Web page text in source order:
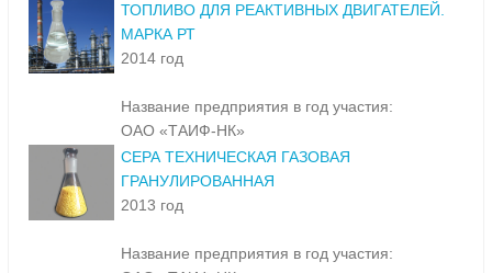
ТОПЛИВО ДЛЯ РЕАКТИВНЫХ ДВИГАТЕЛЕЙ.
МАРКА РТ
2014 год
Название предприятия в год участия:
ОАО «ТАИФ-НК»
СЕРА ТЕХНИЧЕСКАЯ ГАЗОВАЯ
ГРАНУЛИРОВАННАЯ
2013 год
Название предприятия в год участия: